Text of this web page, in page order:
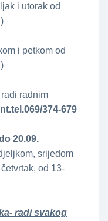
i utorak od
i petkom od
radi radnim
374-679
20.09.
srijedom
od 13-
radi svakog